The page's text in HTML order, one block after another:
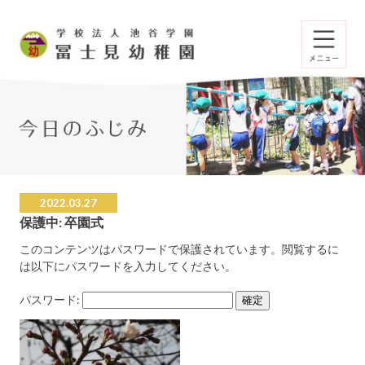
2022.03.27
保護中: 卒園式
このコンテンツはパスワードで保護されています。閲覧するに
は以下にパスワードを入力してください。
パスワード: